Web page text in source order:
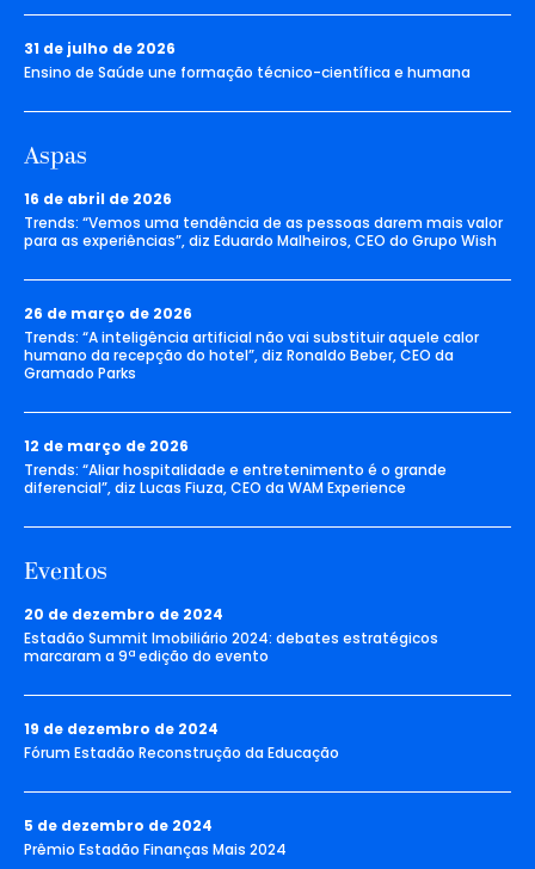
31 de julho de 2026
Ensino de Saúde une formação técnico-científica e humana
Aspas
16 de abril de 2026
Trends: “Vemos uma tendência de as pessoas darem mais valor
para as experiências”, diz Eduardo Malheiros, CEO do Grupo Wish
26 de março de 2026
Trends: “A inteligência artificial não vai substituir aquele calor
humano da recepção do hotel”, diz Ronaldo Beber, CEO da
Gramado Parks
12 de março de 2026
Trends: “Aliar hospitalidade e entretenimento é o grande
diferencial”, diz Lucas Fiuza, CEO da WAM Experience
Eventos
20 de dezembro de 2024
Estadão Summit Imobiliário 2024: debates estratégicos
marcaram a 9ª edição do evento
19 de dezembro de 2024
Fórum Estadão Reconstrução da Educação
5 de dezembro de 2024
Prêmio Estadão Finanças Mais 2024